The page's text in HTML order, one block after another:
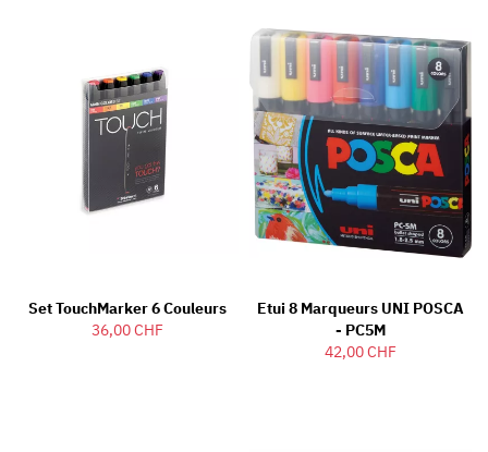
Set TouchMarker 6 Couleurs
36,00 CHF
Etui 8 Marqueurs UNI POSCA
- PC5M
42,00 CHF